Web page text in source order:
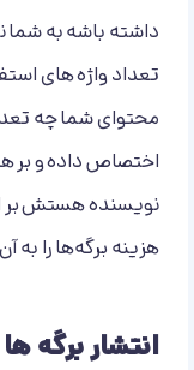
داشته باشه به شما
تعداد واژه های
محتوای شما چه
اختصاص داده و بر
نویسنده هستش بر
هزینه برگه‌ها را به
انتشار برگه